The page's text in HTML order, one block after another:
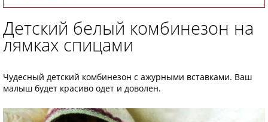
Детский белый комбинезон на
лямках спицами
Чудесный детский комбинезон с ажурными вставками. Ваш
малыш будет красиво одет и доволен.